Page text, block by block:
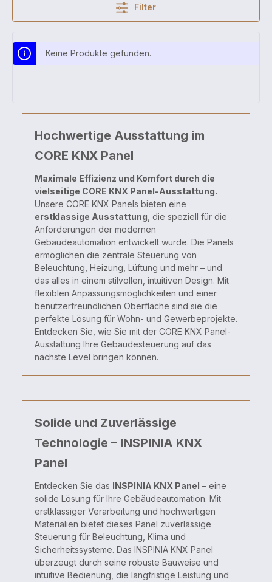
Filter
Keine Produkte gefunden.
Hochwertige Ausstattung im
CORE KNX Panel
Maximale Effizienz und Komfort durch die
vielseitige CORE KNX Panel-Ausstattung.
Unsere CORE KNX Panels bieten eine
erstklassige Ausstattung , die speziell für die
Anforderungen der modernen
Gebäudeautomation entwickelt wurde. Die Panels
ermöglichen die zentrale Steuerung von
Beleuchtung, Heizung, Lüftung und mehr – und
das alles in einem stilvollen, intuitiven Design. Mit
flexiblen Anpassungsmöglichkeiten und einer
benutzerfreundlichen Oberfläche sind sie die
perfekte Lösung für Wohn- und Gewerbeprojekte.
Entdecken Sie, wie Sie mit der CORE KNX Panel-
Ausstattung Ihre Gebäudesteuerung auf das
nächste Level bringen können.
Solide und Zuverlässige
Technologie – INSPINIA KNX
Panel
Entdecken Sie das INSPINIA KNX Panel – eine
solide Lösung für Ihre Gebäudeautomation. Mit
erstklassiger Verarbeitung und hochwertigen
Materialien bietet dieses Panel zuverlässige
Steuerung für Beleuchtung, Klima und
Sicherheitssysteme. Das INSPINIA KNX Panel
überzeugt durch seine robuste Bauweise und
intuitive Bedienung, die langfristige Leistung und